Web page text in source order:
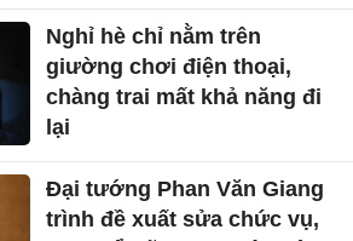
Nghỉ hè chỉ nằm trên
giường chơi điện thoại,
chàng trai mất khả năng đi
lại
Đại tướng Phan Văn Giang
trình đề xuất sửa chức vụ,